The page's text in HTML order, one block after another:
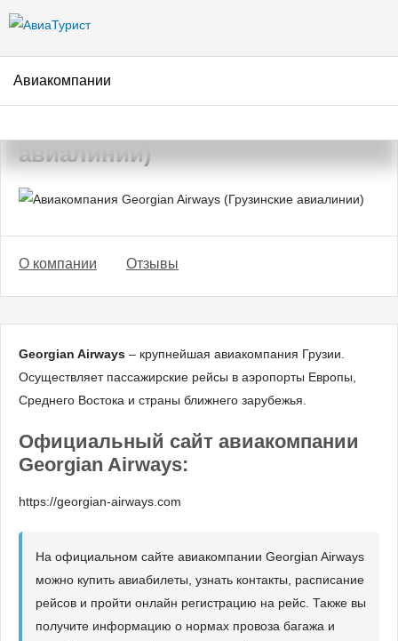
Авиакомпании
Авиакомпания Georgian
авиалинии)
О компании Отзывы
Georgian Airways – крупнейшая авиакомпания Грузии.
Осуществляет пассажирские рейсы в аэропорты Европы,
Среднего Востока и страны ближнего зарубежья.
Официальный сайт авиакомпании
Georgian Airways:
https://georgian-airways.com
На официальном сайте авиакомпании Georgian Airways
можно купить авиабилеты, узнать контакты, расписание
рейсов и пройти онлайн регистрацию на рейс. Также вы
получите информацию о нормах провоза багажа и